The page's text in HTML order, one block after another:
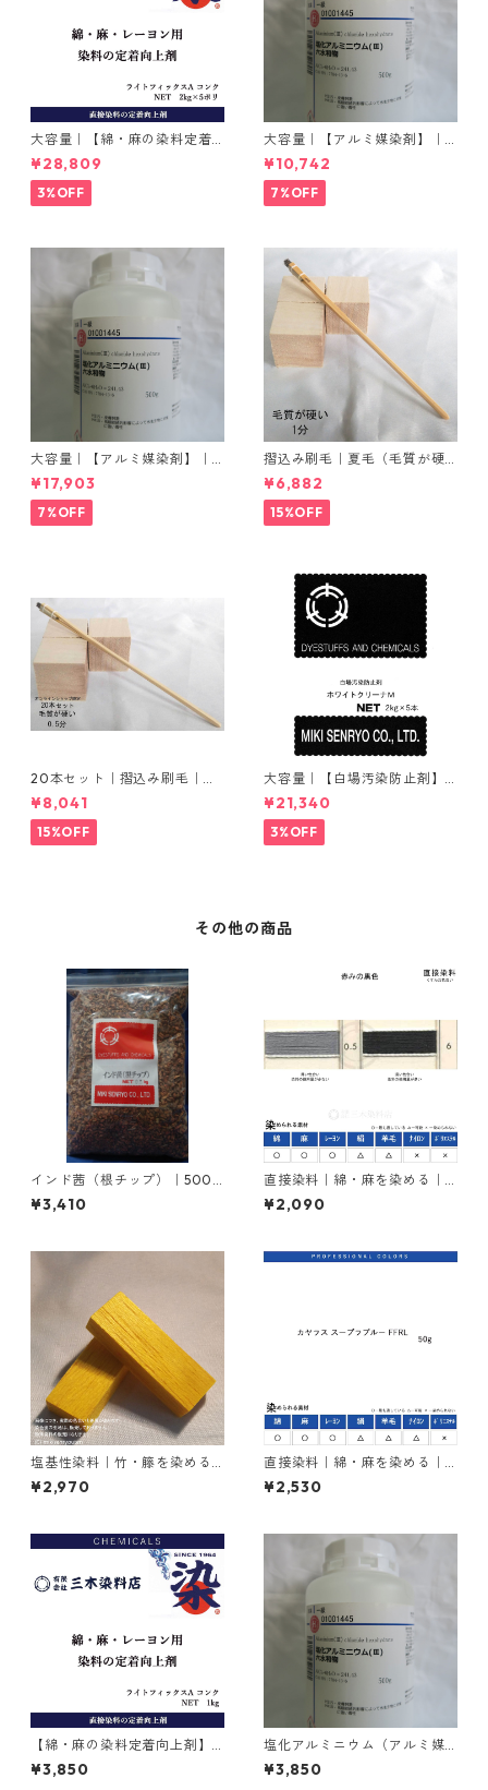
大容量｜【綿・麻の染料定着
向上剤】｜2kg×5本｜ライト
フィックスAコンク
¥28,809
3%OFF
大容量｜【アルミ媒染剤】｜5
00g−3本入り｜塩化アルミニ
ウム
¥10,742
7%OFF
大容量｜【アルミ媒染剤】｜5
00g−5本入り｜塩化アルミニ
ウム
¥17,903
7%OFF
摺込み刷毛｜夏毛（毛質が硬
い）1分｜16本入り＊1セット
¥6,882
15%OFF
20本セット｜摺込み刷毛｜夏
毛（毛質が硬い）0.5分
¥8,041
15%OFF
大容量｜【白場汚染防止剤】
｜2kg×5本｜ホワイトクリー
ナＭ
¥21,340
3%OFF
その他の商品
インド茜（根チップ）｜500g
｜植物染料
¥3,410
直接染料｜綿・麻を染める｜2
0g｜ダイレクトファストブラ
ックRC（赤みの黒色）
¥2,090
塩基性染料｜竹・籐を染める
｜100g｜塩基性エロー（液体
タイプ、黄色）
¥2,970
直接染料｜綿・麻を染める｜5
0g｜カヤラス スープラブルー
FFRL（青色）
¥2,530
【綿・麻の染料定着向上剤】
｜1kg｜ライトフィックスAコ
ンク
¥3,850
塩化アルミニウム（アルミ媒
染剤）｜500g入り
¥3,850